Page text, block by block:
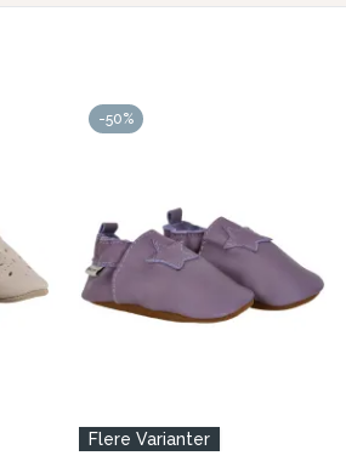
-50%
Flere Varianter